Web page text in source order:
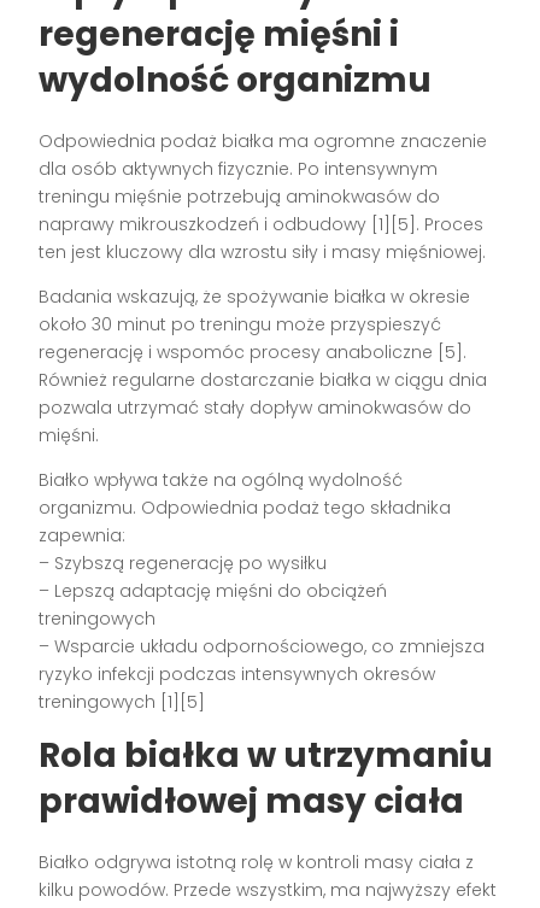
regenerację mięśni i
wydolność organizmu
Odpowiednia podaż białka ma ogromne znaczenie
dla osób aktywnych fizycznie. Po intensywnym
treningu mięśnie potrzebują aminokwasów do
naprawy mikrouszkodzeń i odbudowy [1][5]. Proces
ten jest kluczowy dla wzrostu siły i masy mięśniowej.
Badania wskazują, że spożywanie białka w okresie
około 30 minut po treningu może przyspieszyć
regenerację i wspomóc procesy anaboliczne [5].
Również regularne dostarczanie białka w ciągu dnia
pozwala utrzymać stały dopływ aminokwasów do
mięśni.
Białko wpływa także na ogólną wydolność
organizmu. Odpowiednia podaż tego składnika
zapewnia:
– Szybszą regenerację po wysiłku
– Lepszą adaptację mięśni do obciążeń
treningowych
– Wsparcie układu odpornościowego, co zmniejsza
ryzyko infekcji podczas intensywnych okresów
treningowych [1][5]
Rola białka w utrzymaniu
prawidłowej masy ciała
Białko odgrywa istotną rolę w kontroli masy ciała z
kilku powodów. Przede wszystkim, ma najwyższy efekt